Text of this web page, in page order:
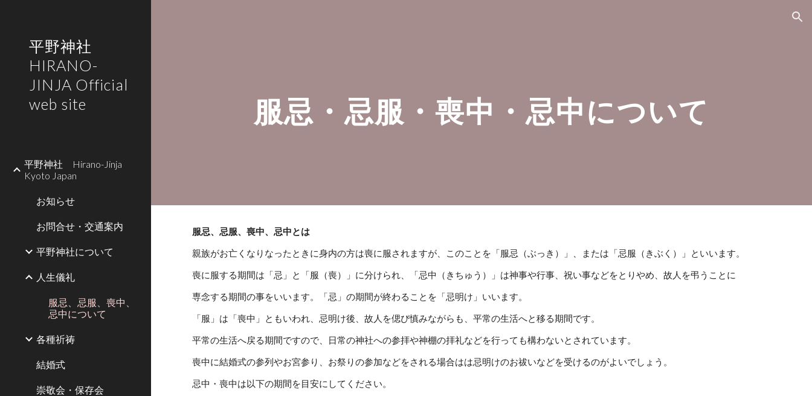
平野神社
HIRANO-
JINJA Official
web site
平野神社 Hirano-Jinja
Kyoto Japan
お知らせ
お問合せ・交通案内
平野神社について
人生儀礼
服忌、忌服、喪中、
忌中について
各種祈祷
結婚式
崇敬会・保存会
服忌・忌服・喪中・忌中について
服忌、忌服、喪中、忌中とは
親族がお亡くなりなったときに身内の方は喪に服されますが、このことを「服忌（ぶっき）」、または「忌服（きぶく）」といいます。
喪に服する期間は「忌」と「服（喪）」に分けられ、「忌中（きちゅう）」は神事や行事、祝い事などをとりやめ、故人を弔うことに
専念する期間の事をいいます。「忌」の期間が終わることを「忌明け」いいます。
「服」は「喪中」ともいわれ、忌明け後、故人を偲び慎みながらも、平常の生活へと移る期間です。
平常の生活へ戻る期間ですので、日常の神社への参拝や神棚の拝礼などを行っても構わないとされています。
喪中に結婚式の参列やお宮参り、お祭りの参加などをされる場合はは忌明けのお祓いなどを受けるのがよいでしょう。
忌中・喪中は以下の期間を目安にしてください。